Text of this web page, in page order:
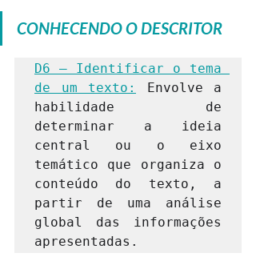
CONHECENDO O DESCRITOR
D6 – Identificar o tema
de um texto:
Envolve a
habilidade de
determinar a ideia
central ou o eixo
temático que organiza o
conteúdo do texto, a
partir de uma análise
global das informações
apresentadas.